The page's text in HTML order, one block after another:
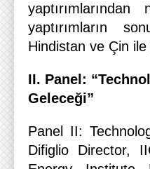
yaptırımların
Hindistan ve Çin
II. Panel: “
Geleceği”
Panel II:
Difiglio Director,